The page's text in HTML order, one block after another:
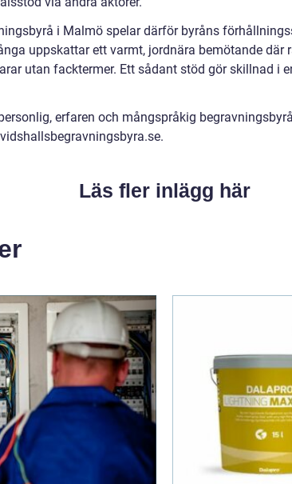
i Malmö spelar därför byråns
uppskattar ett varmt, jordnära bemötande där
utan facktermer. Ett sådant stöd gör skillnad i
erfaren och mångspråkig
Läs fler inlägg här